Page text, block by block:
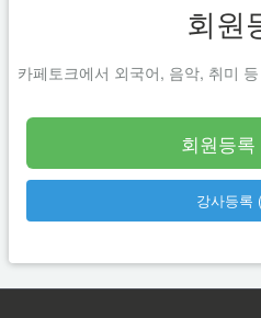
회원
카페토크에서 외국어, 음악, 취미
회원등
강사등록